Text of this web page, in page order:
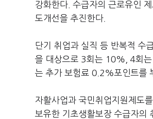
강화한다. 수급자의 근로유인
도개선을 추진한다.
단기 취업과 실직 등 반복적 수
을 대상으로 3회는 10%, 4회
는 추가 보험료 0.2%포인트를
자활사업과 국민취업지원제도
보유한 기초생활보장 수급자의